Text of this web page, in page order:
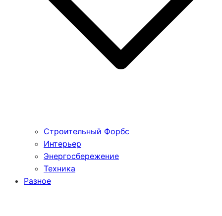
Строительный Форбс
Интерьер
Энергосбережение
Техника
Разное